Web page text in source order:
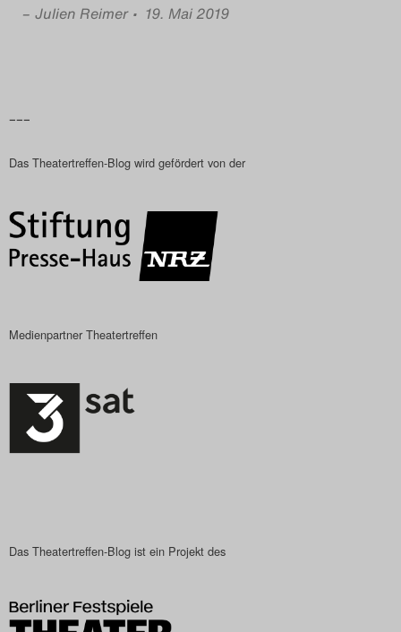
Das Theatertreffen-Blog
2023
Das Theatertreffen-Blog
Das Theatertreffen-Blog
Das Theatertreffen-Blog
Nutzungsbedingungen
Search
– Julien Reimer • 19. Mai 2019
–––
Das Theatertreffen-Blog wird gefördert von der
Medienpartner Theatertreffen
Das Theatertreffen-Blog ist ein Projekt des